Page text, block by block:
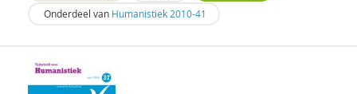
Onderdeel van Humanistiek 2010-41